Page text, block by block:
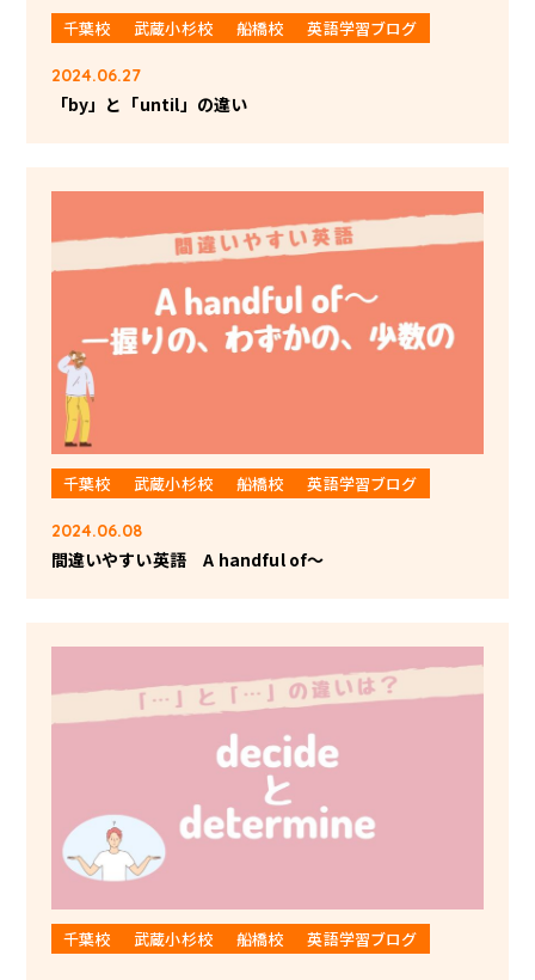
千葉校 武蔵小杉校 船橋校 英語学習ブログ
2024.06.27
「by」と「until」の違い
千葉校 武蔵小杉校 船橋校 英語学習ブログ
2024.06.08
間違いやすい英語 A handful of～
千葉校 武蔵小杉校 船橋校 英語学習ブログ